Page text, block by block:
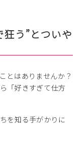
う”とついや
とはありませんか？
「好きすぎて仕方
を知る手がかりに